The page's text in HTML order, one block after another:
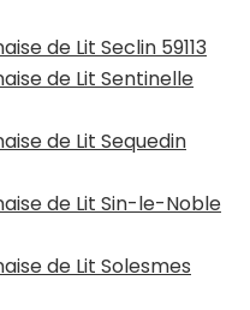
de Lit Seclin 59113
de Lit Sentinelle
de Lit Sequedin
de Lit Sin-le-Noble
de Lit Solesmes